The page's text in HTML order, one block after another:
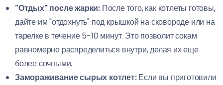
"Отдых" после жарки: После того, как котлеты готовы,
дайте им "отдохнуть" под крышкой на сковороде или на
тарелке в течение 5-10 минут. Это позволит сокам
равномерно распределиться внутри, делая их еще
более сочными.
Замораживание сырых котлет:Если вы приготовили